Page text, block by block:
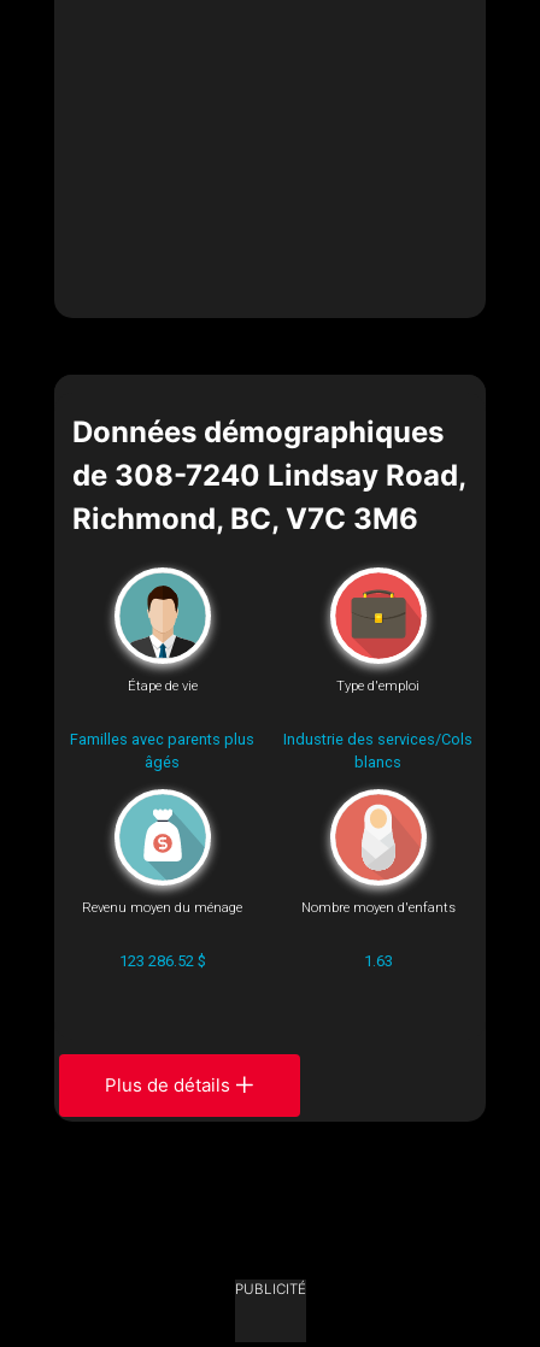
Données démographiques
de 308-7240 Lindsay Road,
Richmond, BC, V7C 3M6
Étape de vie
Familles avec parents plus
âgés
Type d'emploi
Industrie des services/Cols
blancs
Revenu moyen du ménage
123 286.52 $
Nombre moyen d'enfants
1.63
Plus de détails
PUBLICITÉ